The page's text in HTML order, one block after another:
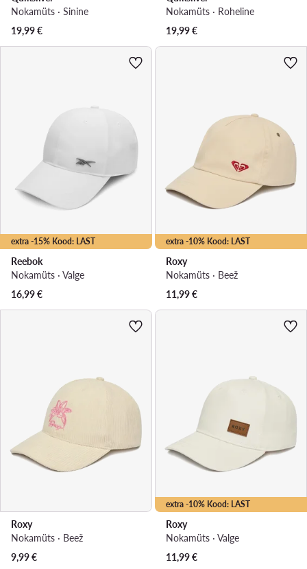
Nokamüts · Sinine
19,99€
Nokamüts · Roheline
19,99€
extra -15% Kood: LAST
Reebok
Nokamüts · Valge
16,99€
extra -10% Kood: LAST
Roxy
Nokamüts · Beež
11,99€
Roxy
Nokamüts · Beež
9,99€
extra -10% Kood: LAST
Roxy
Nokamüts · Valge
11,99€